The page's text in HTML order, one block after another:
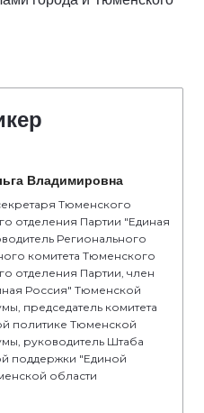
Владимировна
Тюменского
отделения Партии "Единая
Регионального
комитета Тюменского
отделения Партии, член
Россия" Тюменской
председатель комитета
политике Тюменской
руководитель Штаба
поддержки "Единой
области